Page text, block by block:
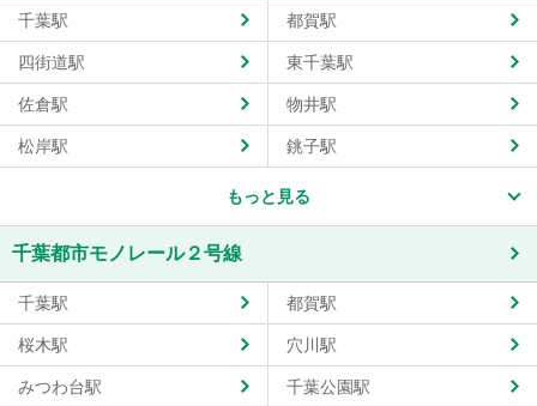
千葉駅 都賀駅
四街道駅 東千葉駅
佐倉駅 物井駅
松岸駅 銚子駅
もっと見る
千葉都市モノレール２号線
千葉駅 都賀駅
桜木駅 穴川駅
みつわ台駅 千葉公園駅